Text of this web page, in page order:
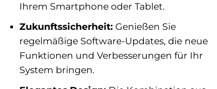
Ihrem Smartphone oder Tablet.
Zukunftssicherheit:Genießen Sie
regelmäßige Software-Updates, die neue
Funktionen und Verbesserungen für Ihr
System bringen.